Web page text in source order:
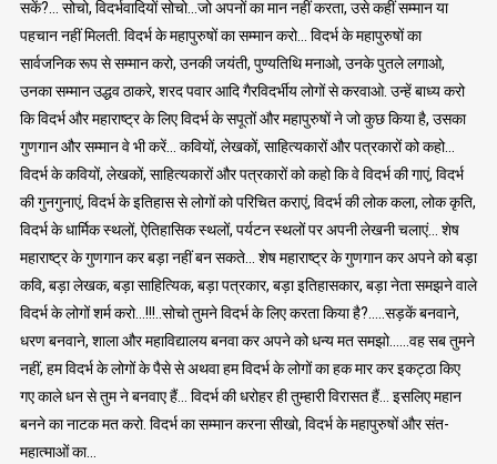
सकें?… सोचो, विदर्भवादियों सोचो…जो अपनों का मान नहीं करता, उसे कहीं सम्मान या
पहचान नहीं मिलती. विदर्भ के महापुरुषों का सम्मान करो… विदर्भ के महापुरुषों का
सार्वजनिक रूप से सम्मान करो, उनकी जयंती, पुण्यतिथि मनाओ, उनके पुतले लगाओ,
उनका सम्मान उद्धव ठाकरे, शरद पवार आदि गैरविदर्भीय लोगों से करवाओ. उन्हें बाध्य करो
कि विदर्भ और महाराष्ट्र के लिए विदर्भ के सपूतों और महापुरुषों ने जो कुछ किया है, उसका
गुणगान और सम्मान वे भी करें… कवियों, लेखकों, साहित्यकारों और पत्रकारों को कहो…
विदर्भ के कवियों, लेखकों, साहित्यकारों और पत्रकारों को कहो कि वे विदर्भ की गाएं, विदर्भ
की गुनगुनाएं, विदर्भ के इतिहास से लोगों को परिचित कराएं, विदर्भ की लोक कला, लोक कृति,
विदर्भ के धार्मिक स्थलों, ऐतिहासिक स्थलों, पर्यटन स्थलों पर अपनी लेखनी चलाएं… शेष
महाराष्ट्र के गुणगान कर बड़ा नहीं बन सकते… शेष महाराष्ट्र के गुणगान कर अपने को बड़ा
कवि, बड़ा लेखक, बड़ा साहित्यिक, बड़ा पत्रकार, बड़ा इतिहासकार, बड़ा नेता समझने वाले
विदर्भ के लोगों शर्म करो…!!!..सोचो तुमने विदर्भ के लिए करता किया है?…..सड़कें बनवाने,
धरण बनवाने, शाला और महाविद्यालय बनवा कर अपने को धन्य मत समझो……वह सब तुमने
नहीं, हम विदर्भ के लोगों के पैसे से अथवा हम विदर्भ के लोगों का हक मार कर इकट्ठा किए
गए काले धन से तुम ने बनवाए हैं… विदर्भ की धरोहर ही तुम्हारी विरासत हैं… इसलिए महान
बनने का नाटक मत करो. विदर्भ का सम्मान करना सीखो, विदर्भ के महापुरुषों और संत-
महात्माओं का…